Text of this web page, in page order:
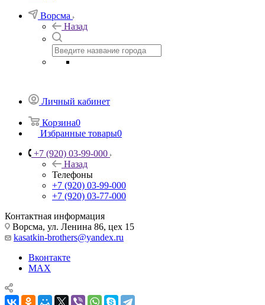
Ворсма
Назад
Личный кабинет
Корзина0
Избранные товары0
+7 (920) 03-99-000
Назад
Телефоны
+7 (920) 03-99-000
+7 (920) 03-77-000
Контактная информация
Ворсма, ул. Ленина 86, цех 15
kasatkin-brothers@yandex.ru
Вконтакте
MAX